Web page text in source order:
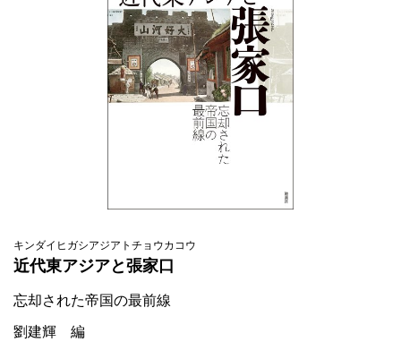
キンダイヒガシアジアトチョウカコウ
近代東アジアと張家口
忘却された帝国の最前線
劉建輝 編